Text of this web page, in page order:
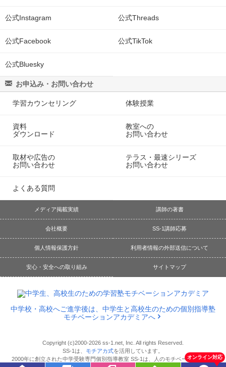
公式Instagram 公式Threads
公式Facebook 公式TikTok
公式Bluesky
お申込み・お問い合わせ
学習カウンセリング 体験授業
資料
ダウンロード
教室への
お問い合わせ
取材や広告の
お問い合わせ
テラス・最速シリーズ
お問い合わせ
よくある質問
メディア掲載実績 講師の著書
会社概要 SS-1講師応募
個人情報保護方針 利用者情報の外部送信について
安心・安全への取り組み サイトマップ
中学校・高校へご進学後は、中学生と高校生のための個別指導塾
モチベーションアカデミアへ
Copyright (c)2000-2026 ss-1.net, Inc. All rights Reserved.
SS-1は、 モチアカ式を活用しています。
2000年に創立された中学受験専門個別指導教室 SS-1は、人のモチベーションとエ
オンライン対応